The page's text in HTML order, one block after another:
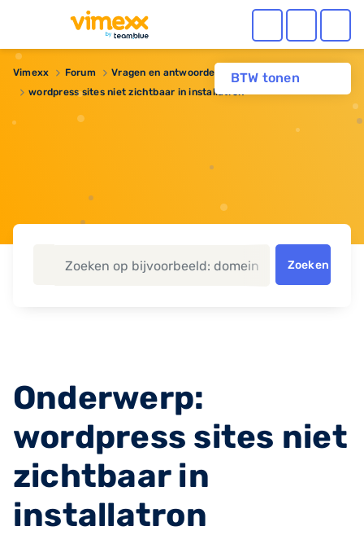
BTW tonen
Vimexx Forum
Vragen en antwoorden
wordpress sites niet zichtbaar in installatron
Zoeken
Onderwerp:
wordpress sites niet
zichtbaar in
installatron